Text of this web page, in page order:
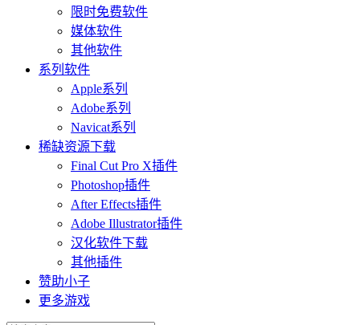
限时免费软件
媒体软件
其他软件
系列软件
Apple系列
Adobe系列
Navicat系列
稀缺资源下载
Final Cut Pro X插件
Photoshop插件
After Effects插件
Adobe Illustrator插件
汉化软件下载
其他插件
赞助小子
更多游戏